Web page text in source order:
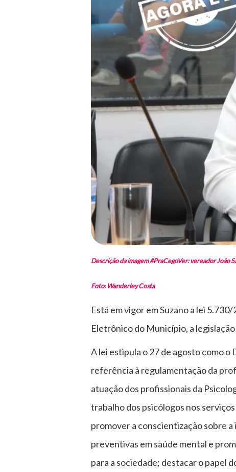
Descrição da imagem #PraCegoVer: vereador João
Foto: Wanderley Costa
Está em vigor em Suzano a lei
Eletrônico do Município, a
A lei estipula o 27 de agosto como
referência à regulamentação da
atuação dos profissionais da
trabalho dos psicólogos nos
promover a conscientização sobre
preventivas em saúde mental e
para a sociedade; destacar o papel